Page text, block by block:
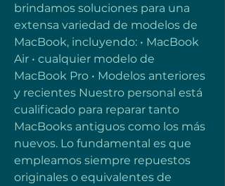
brindamos soluciones para una
extensa variedad de modelos de
MacBook, incluyendo: • MacBook
Air • cualquier modelo de
MacBook Pro • Modelos anteriores
y recientes Nuestro personal está
cualificado para reparar tanto
MacBooks antiguos como los más
nuevos. Lo fundamental es que
empleamos siempre repuestos
originales o equivalentes de